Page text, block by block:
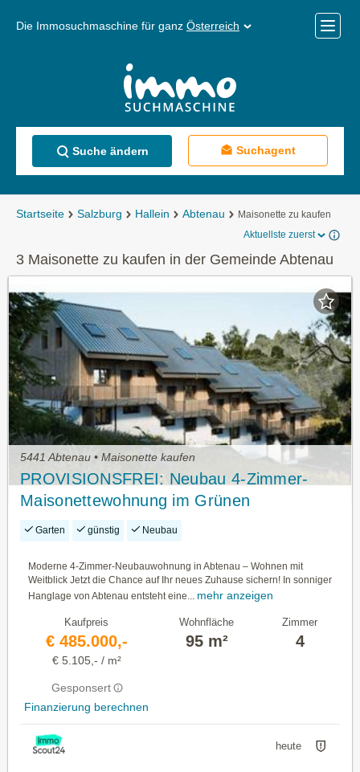
Die Immosuchmaschine für ganz Österreich
Menü
Suche ändern Suchagent
Startseite Salzburg Hallein Abtenau
Maisonette zu kaufen
Aktuellste zuerst
3 Maisonette zu kaufen in der Gemeinde Abtenau
5441 Abtenau • Maisonette kaufen
PROVISIONSFREI: Neubau 4-Zimmer-
Maisonettewohnung im Grünen
Garten günstig Neubau
Moderne 4-Zimmer-Neubauwohnung in Abtenau – Wohnen mit
Weitblick Jetzt die Chance auf Ihr neues Zuhause sichern! In sonniger
Hanglage von Abtenau entsteht eine...
mehr anzeigen
Kaufpreis
€ 485.000,-
€ 5.105,- / m²
Gesponsert
Finanzierung berechnen
Wohnfläche
95 m²
Zimmer
4
heute